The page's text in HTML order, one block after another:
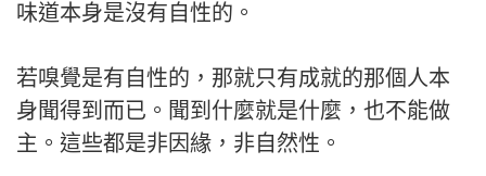
味道本身是沒有自性的。
若嗅覺是有自性的，那就只有成就的那個人本
身聞得到而已。聞到什麼就是什麼，也不能做
主。這些都是非因緣，非自然性。